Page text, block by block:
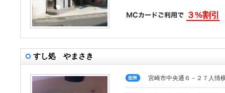
３%割引
すし処 やまさき
宮崎市中央通６－２７人情